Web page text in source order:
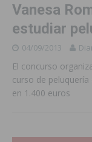
Vanesa
estudiar
04/09/2013
El concurso
curso de peluquería
en 1.400 euros